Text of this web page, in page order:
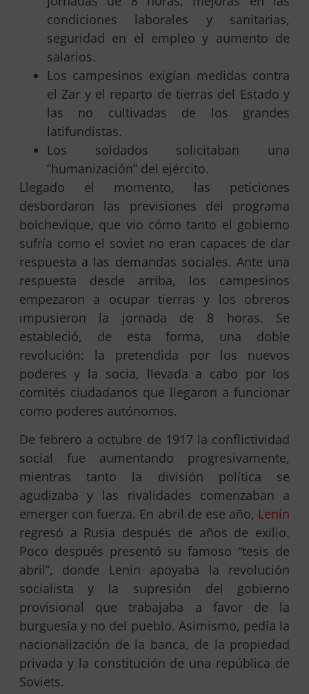
condiciones laborales y sanitarias,
seguridad en el empleo y aumento de
salarios.
Los campesinos exigían medidas contra
el Zar y el reparto de tierras del Estado y
las no cultivadas de los grandes
latifundistas.
Los soldados solicitaban una
“humanización” del ejército.
Llegado el momento, las peticiones
desbordaron las previsiones del programa
bolchevique, que vio cómo tanto el gobierno
sufría como el soviet no eran capaces de dar
respuesta a las demandas sociales. Ante una
respuesta desde arriba, los campesinos
empezaron a ocupar tierras y los obreros
impusieron la jornada de 8 horas. Se
estableció, de esta forma, una doble
revolución: la pretendida por los nuevos
poderes y la socia, llevada a cabo por los
comités ciudadanos que llegaron a funcionar
como poderes autónomos.
De febrero a octubre de 1917 la conflictividad
social fue aumentando progresivamente,
mientras tanto la división política se
agudizaba y las rivalidades comenzaban a
emerger con fuerza. En abril de ese año, Lenin
regresó a Rusia después de años de exilio.
Poco después presentó su famoso “tesis de
abril”, donde Lenin apoyaba la revolución
socialista y la supresión del gobierno
provisional que trabajaba a favor de la
burguesía y no del pueblo. Asimismo, pedía la
nacionalización de la banca, de la propiedad
privada y la constitución de una república de
Soviets.